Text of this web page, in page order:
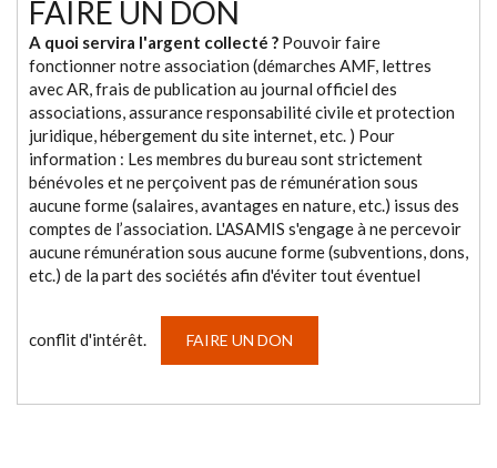
FAIRE UN DON
A quoi servira l'argent collecté ? Pouvoir faire
fonctionner notre association (démarches AMF, lettres
avec AR, frais de publication au journal officiel des
associations, assurance responsabilité civile et protection
juridique, hébergement du site internet, etc. ) Pour
information : Les membres du bureau sont strictement
bénévoles et ne perçoivent pas de rémunération sous
aucune forme (salaires, avantages en nature, etc.) issus des
comptes de l’association. L'ASAMIS s'engage à ne percevoir
aucune rémunération sous aucune forme (subventions, dons,
etc.) de la part des sociétés afin d'éviter tout éventuel
conflit d'intérêt. FAIRE UN DON